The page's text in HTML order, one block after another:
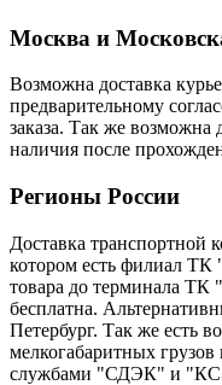
Москва и
Возможна доставка
предварительному
заказа. Так же возможна
наличия после
Регионы России
Доставка транспортной
котором есть филиал
товара до терминала
бесплатна.
Петербург. Так же есть
мелкогабаритных грузов
службами "СДЭК" и